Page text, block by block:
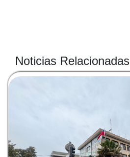
Noticias Relacionadas